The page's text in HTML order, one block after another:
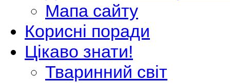
Мапа сайту
Корисні поради
Цікаво знати!
Тваринний світ